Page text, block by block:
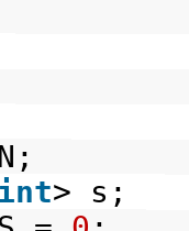
int> s;